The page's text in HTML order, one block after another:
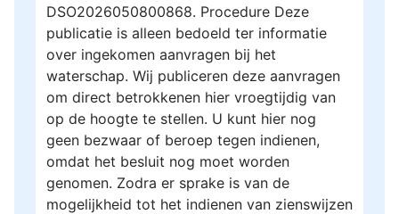
DSO2026050800868. Procedure Deze
publicatie is alleen bedoeld ter informatie
over ingekomen aanvragen bij het
waterschap. Wij publiceren deze aanvragen
om direct betrokkenen hier vroegtijdig van
op de hoogte te stellen. U kunt hier nog
geen bezwaar of beroep tegen indienen,
omdat het besluit nog moet worden
genomen. Zodra er sprake is van de
mogelijkheid tot het indienen van zienswijzen